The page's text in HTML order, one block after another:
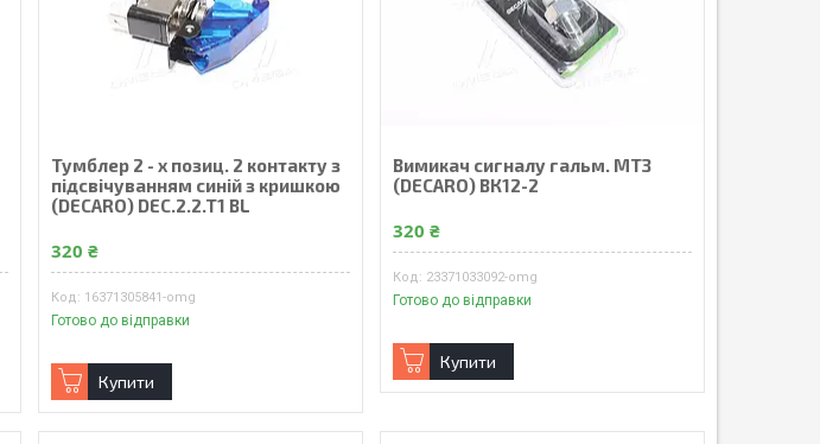
Тумблер 2 - х позиц. 2 контакту з
підсвічуванням синій з кришкою
(DECARO) DEC.2.2.T1 BL
320 ₴
16371305841-omg
Готово до відправки
Купити
Вимикач сигналу гальм. МТЗ
(DECARO) ВК12-2
320 ₴
23371033092-omg
Готово до відправки
Купити